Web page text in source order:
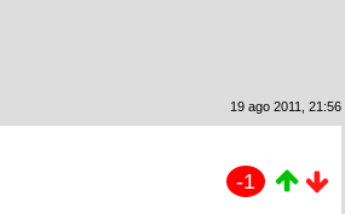
19 ago 2011, 21:56
-1